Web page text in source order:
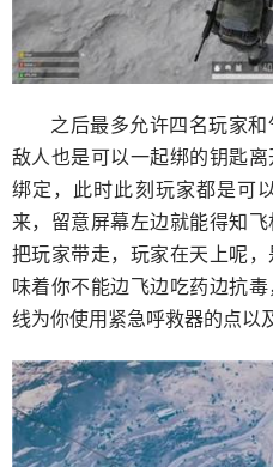
之后最多允许四名玩家和
敌人也是可以一起绑的钥匙
绑定，此时此刻玩家都是可
来，留意屏幕左边就能得知
把玩家带走，玩家在天上呢
味着你不能边飞边吃药边抗
线为你使用紧急呼救器的点以